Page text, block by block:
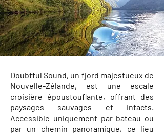
Doubtful Sound, un fjord majestueux de
Nouvelle-Zélande, est une escale
croisière époustouflante, offrant des
paysages sauvages et intacts.
Accessible uniquement par bateau ou
par un chemin panoramique, ce lieu